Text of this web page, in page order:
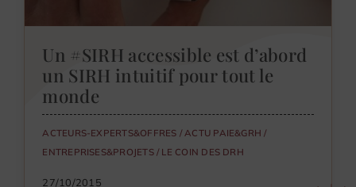
Un #SIRH accessible est d’abord
un SIRH intuitif pour tout le
monde
ACTEURS-EXPERTS&OFFRES /ACTU PAIE&GRH /
ENTREPRISES&PROJETS/ LE COIN DES DRH
27/10/2015